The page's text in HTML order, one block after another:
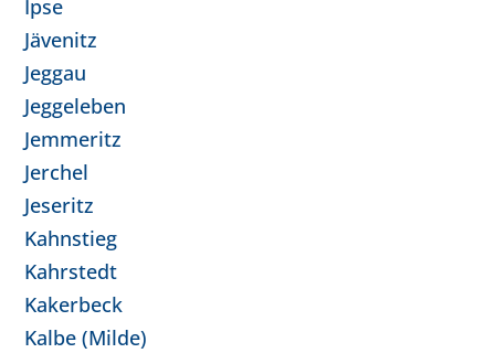
Ipse
Jävenitz
Jeggau
Jeggeleben
Jemmeritz
Jerchel
Jeseritz
Kahnstieg
Kahrstedt
Kakerbeck
Kalbe (Milde)